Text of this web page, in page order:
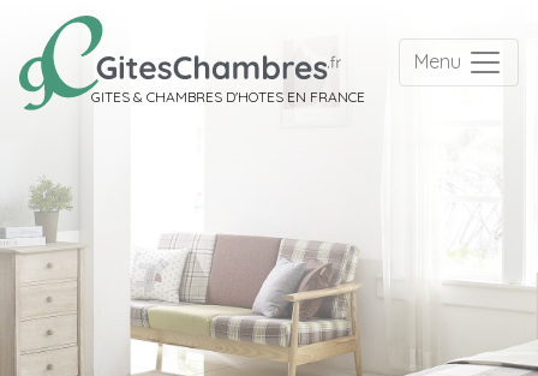
GITES & CHAMBRES D'HOTES EN FRANCE
Menu